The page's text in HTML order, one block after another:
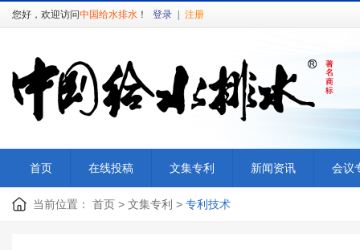
您好，欢迎访问中国给水排水 ！ 登录 注册
首页 在线投稿 文集专利 新闻资讯 会议
当前位置： 首页 > 文集专利 > 专利技术